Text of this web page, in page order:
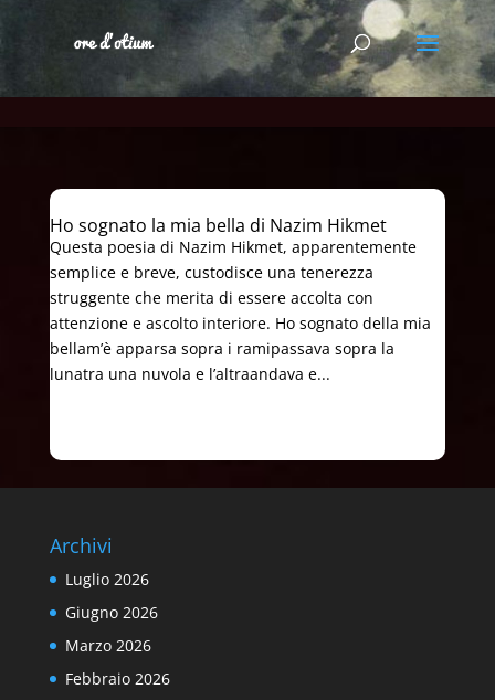
Ho sognato la mia bella di Nazim Hikmet
Questa poesia di Nazim Hikmet, apparentemente
semplice e breve, custodisce una tenerezza
struggente che merita di essere accolta con
attenzione e ascolto interiore. Ho sognato della mia
bellam’è apparsa sopra i ramipassava sopra la
lunatra una nuvola e l’altraandava e...
Archivi
Luglio 2026
Giugno 2026
Marzo 2026
Febbraio 2026